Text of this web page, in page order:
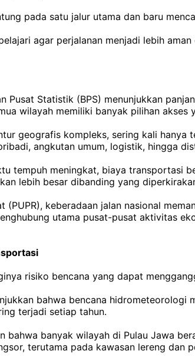
pada satu jalur utama dan baru
agar perjalanan menjadi lebih aman
Pusat Statistik (BPS) menunjukkan
wilayah memiliki banyak pilihan akses
geografis kompleks, sering kali
angkutan umum, logistik, hingga
tempuh meningkat, biaya transportasi
lebih besar dibanding yang
(PUPR), keberadaan jalan nasional
utama pusat-pusat aktivitas
risiko bencana yang dapat
bahwa bencana
terjadi setiap tahun.
bahwa banyak wilayah di Pulau Jawa
terutama pada kawasan lereng dan